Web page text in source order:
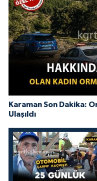
Karaman Son Dakika:
Ulaşıldı